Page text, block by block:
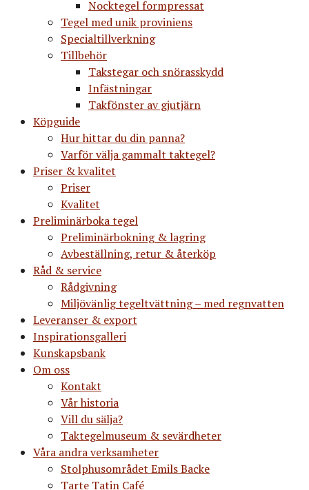
Nocktegel formpressat
Tegel med unik proviniens
Specialtillverkning
Tillbehör
Takstegar och snörasskydd
Infästningar
Takfönster av gjutjärn
Köpguide
Hur hittar du din panna?
Varför välja gammalt taktegel?
Priser & kvalitet
Priser
Kvalitet
Preliminärboka tegel
Preliminärbokning & lagring
Avbeställning, retur & återköp
Råd & service
Rådgivning
Miljövänlig tegeltvättning – med regnvatten
Leveranser & export
Inspirationsgalleri
Kunskapsbank
Om oss
Kontakt
Vår historia
Vill du sälja?
Taktegelmuseum & sevärdheter
Våra andra verksamheter
Stolphusområdet Emils Backe
Tarte Tatin Café